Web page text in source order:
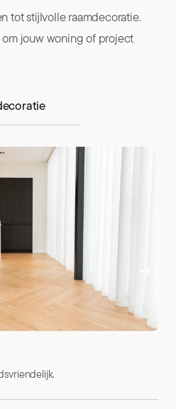
tot stijlvolle raamdecoratie.
om jouw woning of project